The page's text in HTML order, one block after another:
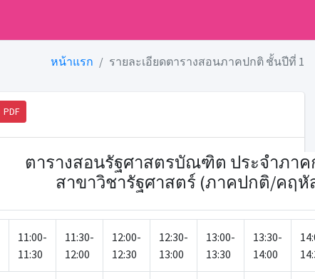
หน้าแรก รายละเอียดตารางสอนภาคปกติ ชั้นปีที่ 1
PDF
ตารางสอนรัฐศาสตรบัณฑิต ประจำภาค
สาขาวิชารัฐศาสตร์ (ภาคปกติ/คฤ
11:00-
11:30
11:30-
12:00
12:00-
12:30
12:30-
13:00
13:00-
13:30
13:30-
14:00